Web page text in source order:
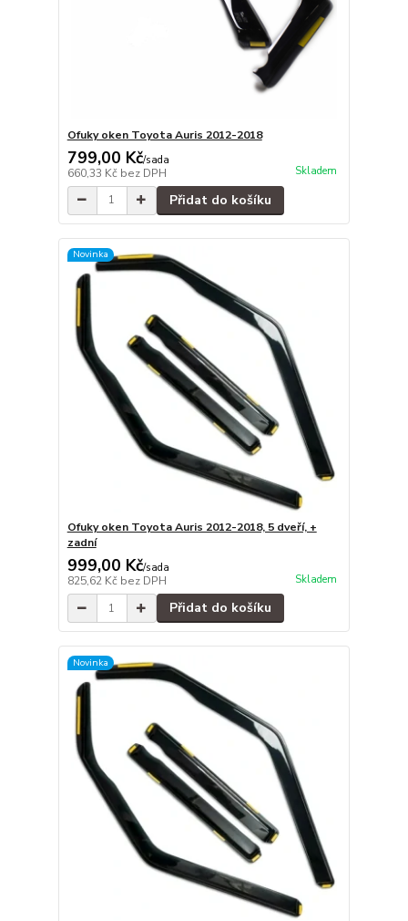
Ofuky oken Toyota Auris 2012-2018
799,00 Kč/sada
660,33 Kč bez DPH Skladem
Přidat do košíku
Novinka
Ofuky oken Toyota Auris 2012-2018, 5 dveří, +
zadní
999,00 Kč/sada
825,62 Kč bez DPH Skladem
Přidat do košíku
Novinka